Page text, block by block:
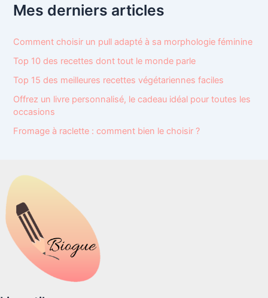
Mes derniers articles
Comment choisir un pull adapté à sa morphologie féminine
Top 10 des recettes dont tout le monde parle
Top 15 des meilleures recettes végétariennes faciles
Offrez un livre personnalisé, le cadeau idéal pour toutes les
occasions
Fromage à raclette : comment bien le choisir ?